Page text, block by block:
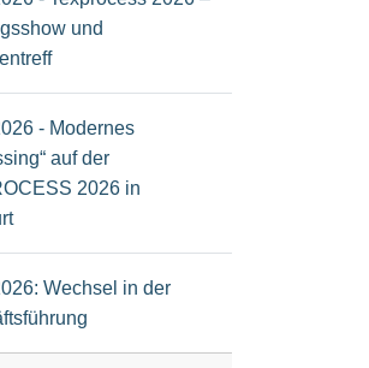
und
- Modernes
auf der
2026 in
Wechsel in der